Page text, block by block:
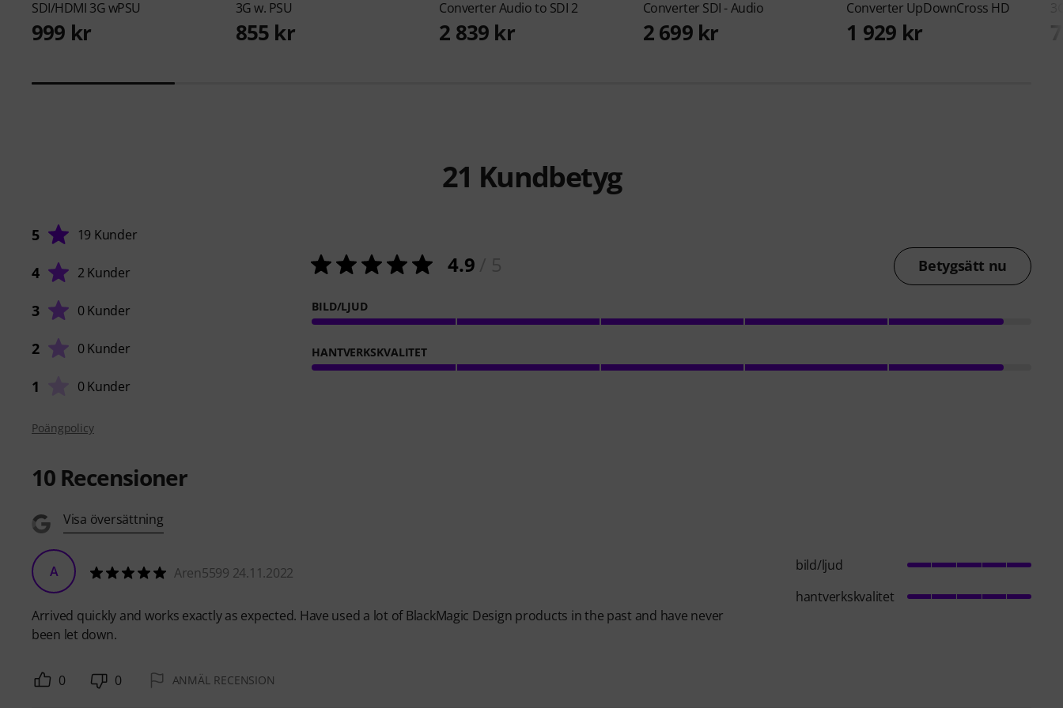
SDI/HDMI 3G wPSU
999 kr
3G w. PSU
855 kr
Converter Audio to SDI 2
2 839 kr
Converter SDI - Audio
2 699 kr
Converter UpDownCross HD
1 929 kr
21 Kundbetyg
5 19 Kunder
4 2 Kunder
3 0 Kunder
2 0 Kunder
1 0 Kunder
4.9 Betygsätt nu
BILD/LJUD
HANTVERKSKVALITET
Poängpolicy
10 Recensioner
Visa översättning
A Aren5599 24.11.2022
Arrived quickly and works exactly as expected. Have used a lot of BlackMagic Design products in the past and have never
been let down.
bild/ljud
hantverkskvalitet
0 0 ANMÄL RECENSION